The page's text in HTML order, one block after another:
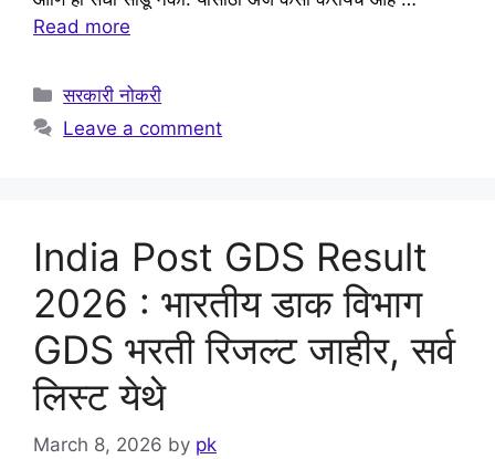
Read more
Categories
सरकारी नोकरी
Leave a comment
India Post GDS Result
2026 : भारतीय डाक विभाग
GDS भरती रिजल्ट जाहीर, सर्व
लिस्ट येथे
March 8, 2026 by pk